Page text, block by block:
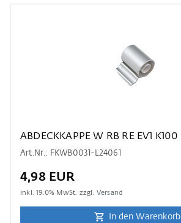
ABDECKKAPPE W RB RE EV1 K100
Art.Nr.: FKWB0031-L24061
4,98 EUR
inkl.19.0% MwSt. zzgl. Versand
In den Warenkorb